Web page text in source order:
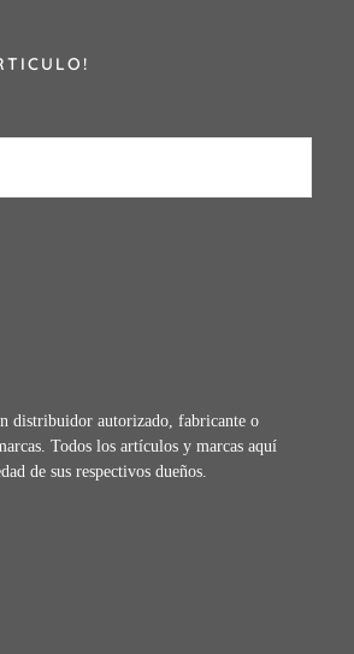
distribuidor autorizado, fabricante o
Todos los artículos y marcas aquí
de sus respectivos dueños.